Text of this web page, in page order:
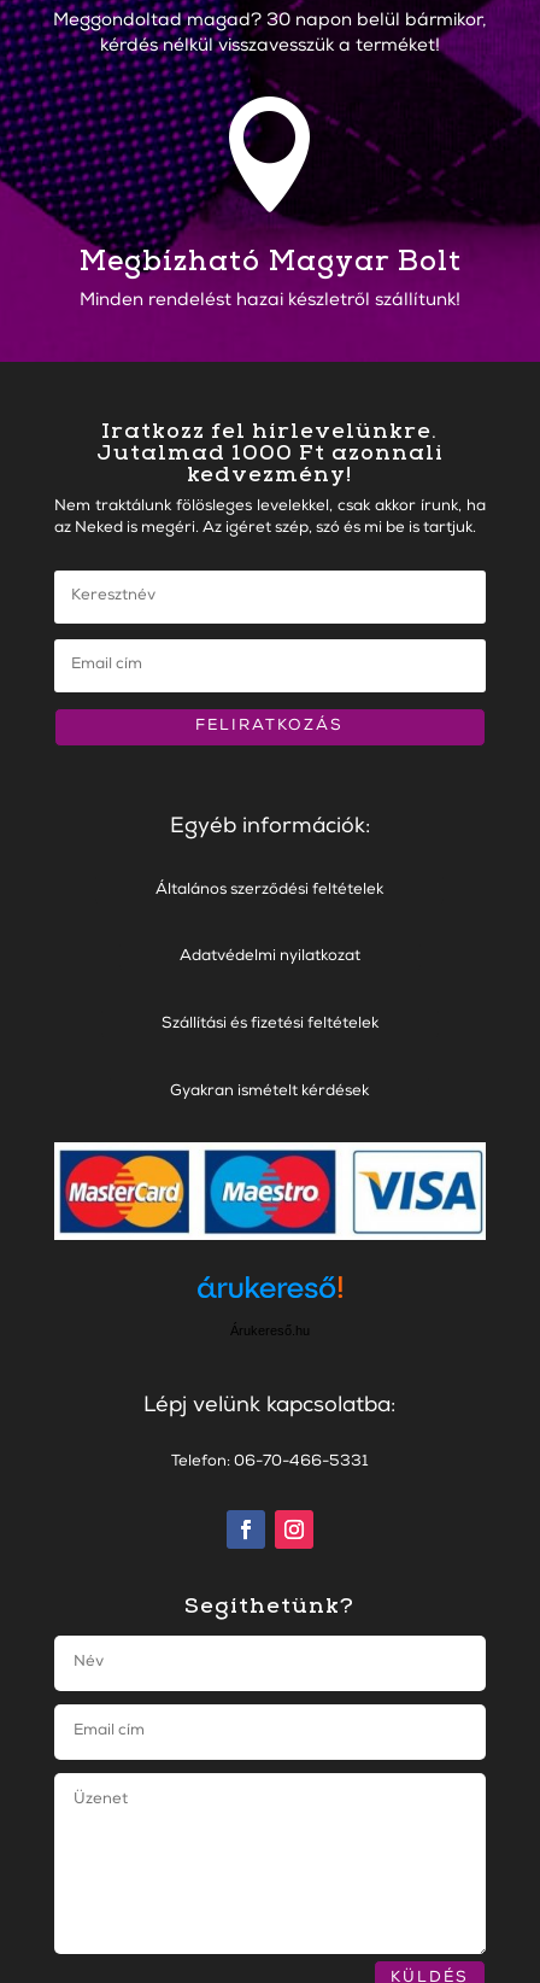
Meggondoltad magad? 30 napon belül bármikor,
kérdés nélkül visszavesszük a terméket!

Megbízható Magyar Bolt
Minden rendelést hazai készletről szállítunk!
Iratkozz fel hírlevelünkre.
Jutalmad 1000 Ft azonnali
kedvezmény!
Nem traktálunk fölösleges levelekkel, csak akkor írunk, ha
az Neked is megéri. Az igéret szép, szó és mi be is tartjuk.
FELIRATKOZÁS
Egyéb információk:
Általános szerződési feltételek
Adatvédelmi nyilatkozat
Szállítási és fizetési feltételek
Gyakran ismételt kérdések
Árukereső.hu
Lépj velünk kapcsolatba:
Telefon: 06-70-466-5331
Segíthetünk?
KÜLDÉS